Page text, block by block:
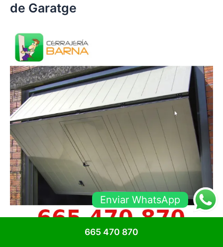
de Garatge
Enviar WhatsApp
665 470 870